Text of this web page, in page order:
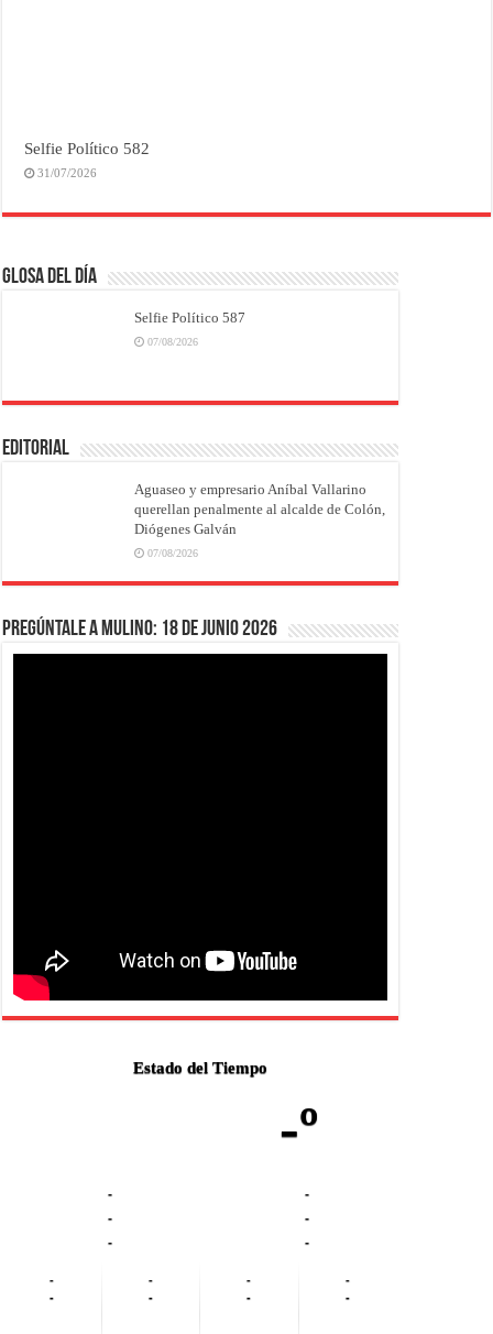
Selfie Político 582
31/07/2026
Glosa del Día
Selfie Político 587
07/08/2026
EDITORIAL
Aguaseo y empresario Aníbal Vallarino
querellan penalmente al alcalde de Colón,
Diógenes Galván
07/08/2026
Pregúntale a Mulino: 18 de junio 2026
Estado del Tiempo
-º
-
-
-
-
-
-
-
-
-
-
-
-
-
-